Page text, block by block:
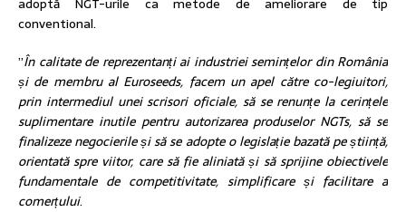
conventional.
”În calitate de reprezentanți ai industriei semințelor din România
și de membru al Euroseeds, facem un apel către co-legiuitori,
prin intermediul unei scrisori oficiale, să se renunțe la cerințele
suplimentare inutile pentru autorizarea produselor NGTs, să se
finalizeze negocierile și să se adopte o legislație bazată pe știință,
orientată spre viitor, care să fie aliniată și să sprijine obiectivele
fundamentale de competitivitate, simplificare și facilitare a
comerțului.